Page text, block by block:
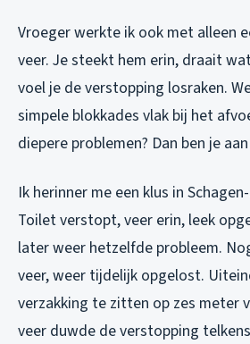
Vroeger werkte ik ook met alleen
veer. Je steekt hem erin, draait
voel je de verstopping losraken.
simpele blokkades vlak bij het
diepere problemen? Dan ben je
Ik herinner me een klus in
Toilet verstopt, veer erin, leek
later weer hetzelfde probleem.
veer, weer tijdelijk opgelost.
verzakking te zitten op zes meter
veer duwde de verstopping